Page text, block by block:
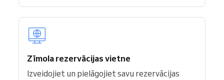
Zīmola rezervācijas vietne
Izveidojiet un pielāgojiet savu rezervācijas